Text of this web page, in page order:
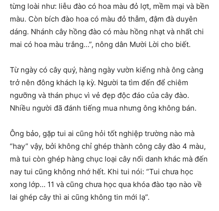
từng loài như: liễu đào có hoa màu đỏ lợt, mềm mại và bền
màu. Còn bích đào hoa có màu đỏ thẫm, đậm đà duyên
dáng. Nhánh cây hồng đào có màu hồng nhạt và nhất chi
mai có hoa màu trắng…”, nông dân Mười Lời cho biết.
Từ ngày có cây quý, hàng ngày vườn kiểng nhà ông càng
trở nên đông khách lạ kỳ. Người ta tìm đến để chiêm
ngưỡng và thán phục vì vẻ đẹp độc đáo của cây đào.
Nhiều người đã đánh tiếng mua nhưng ông không bán.
Ông bảo, gặp tui ai cũng hỏi tốt nghiệp trường nào mà
“hay” vậy, bởi không chỉ ghép thành công cây đào 4 màu,
mà tui còn ghép hàng chục loại cây nổi danh khác mà đến
nay tui cũng không nhớ hết. Khi tui nói: “Tui chưa học
xong lớp… 11 và cũng chưa học qua khóa đào tạo nào về
lai ghép cây thì ai cũng không tin mới lạ”.